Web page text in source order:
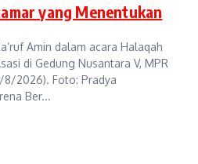
yang Menentukan
Amin dalam acara Halaqah
di Gedung Nusantara V, MPR
8/2026). Foto: Pradya
Ber...